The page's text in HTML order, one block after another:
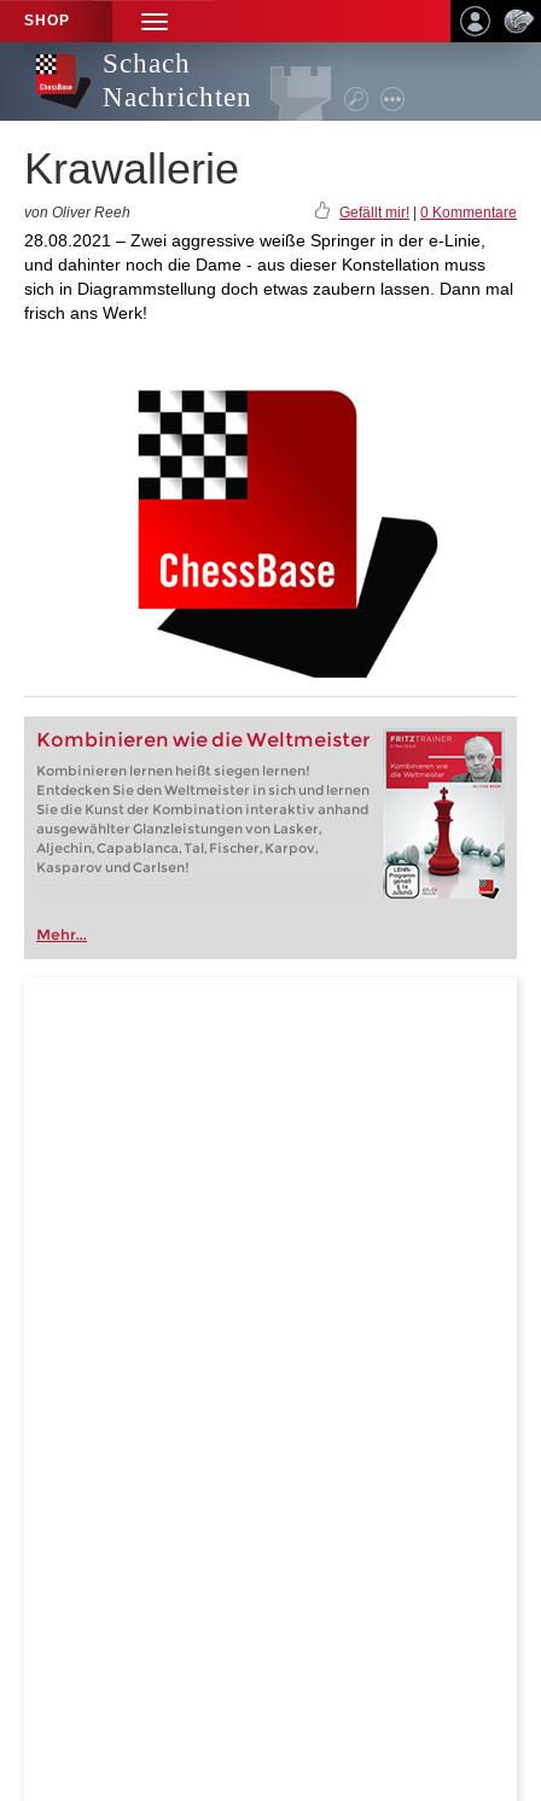
SHOP
TOGGLE
NAVIGATION
Schach
Nachrichten
Krawallerie
von Oliver Reeh Gefällt mir! 0 Kommentare
28.08.2021 – Zwei aggressive weiße Springer in der e-Linie,
und dahinter noch die Dame - aus dieser Konstellation muss
sich in Diagrammstellung doch etwas zaubern lassen. Dann mal
frisch ans Werk!
Kombinieren wie die Weltmeister
Kombinieren lernen heißt siegen lernen!
Entdecken Sie den Weltmeister in sich und lernen
Sie die Kunst der Kombination interaktiv anhand
ausgewählter Glanzleistungen von Lasker,
Aljechin, Capablanca, Tal, Fischer, Karpov,
Kasparov und Carlsen!
Mehr...